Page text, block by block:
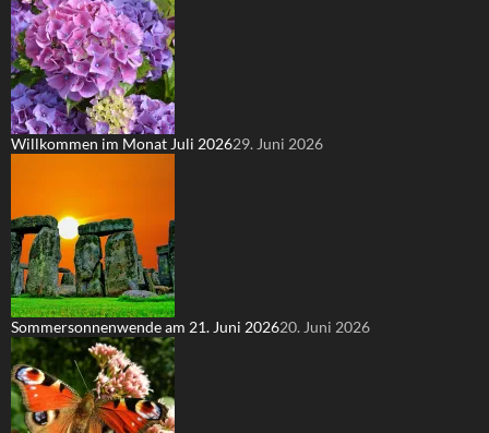
Willkommen im Monat Juli 202629. Juni 2026
Sommersonnenwende am 21. Juni 202620. Juni 2026